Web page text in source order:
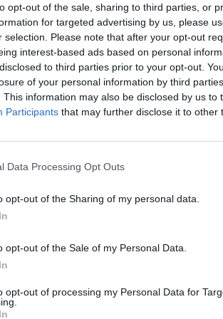
opt-out of the sale, sharing to third parties, or
for targeted advertising by us, please
selection. Please note that after your opt-out
interest-based ads based on personal
to third parties prior to your opt-out.
of your personal information by third
This information may also be disclosed by us to
Participants that may further disclose it to other
Data Processing Opt Outs
opt-out of the Sharing of my personal data.
opt-out of the Sale of my Personal Data.
opt-out of processing my Personal Data for
PRIVATE InItalia Club!
Hotel Motel Galaxy
Via L.v. Beethoven 110,Massenzatico
L'Hotel Motel Galaxy è situato a
a soli 4 km dall'Ente Fiera di
insonorizzate (di cui 9 con accesso este...
Matilde di Canossa Resort
L'Hotel Matilde di Canossa sorge a San
delle Terre Matildiche. La struttura
Hotel Corte Business